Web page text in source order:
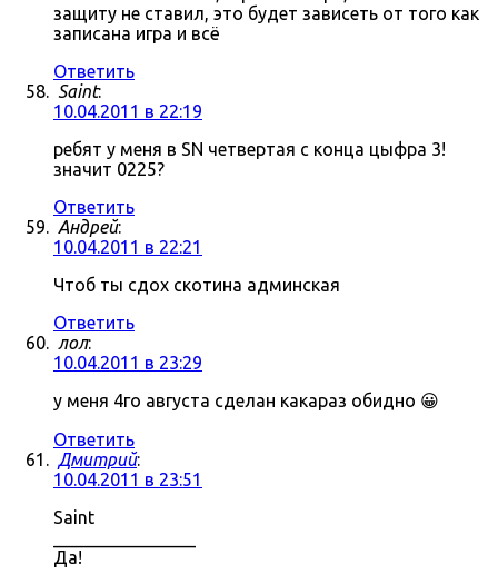
защиту не ставил, это будет зависеть от того как
записана игра и всё
Ответить
Saint:
10.04.2011 в 22:19
ребят у меня в SN четвертая с конца цыфра 3!
значит 0225?
Ответить
Андрей:
10.04.2011 в 22:21
Чтоб ты сдох скотина админская
Ответить
лол:
10.04.2011 в 23:29
у меня 4го августа сделан какараз обидно 😀
Ответить
Дмитрий:
10.04.2011 в 23:51
Saint
Да!